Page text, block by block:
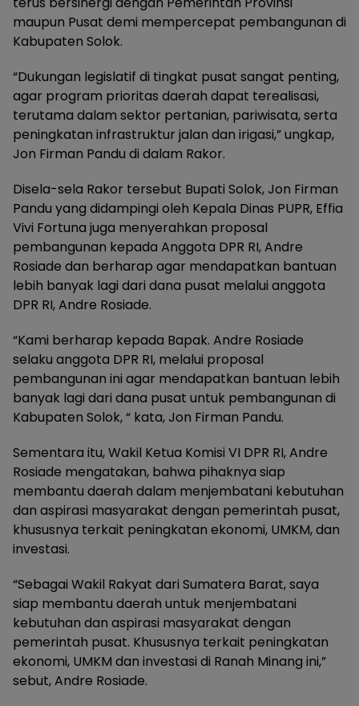
maupun Pusat demi mempercepat pembangunan di
Kabupaten Solok.
“Dukungan legislatif di tingkat pusat sangat penting,
agar program prioritas daerah dapat terealisasi,
terutama dalam sektor pertanian, pariwisata, serta
peningkatan infrastruktur jalan dan irigasi,” ungkap,
Jon Firman Pandu di dalam Rakor.
Disela-sela Rakor tersebut Bupati Solok, Jon Firman
Pandu yang didampingi oleh Kepala Dinas PUPR, Effia
Vivi Fortuna juga menyerahkan proposal
pembangunan kepada Anggota DPR RI, Andre
Rosiade dan berharap agar mendapatkan bantuan
lebih banyak lagi dari dana pusat melalui anggota
DPR RI, Andre Rosiade.
“Kami berharap kepada Bapak. Andre Rosiade
selaku anggota DPR RI, melalui proposal
pembangunan ini agar mendapatkan bantuan lebih
banyak lagi dari dana pusat untuk pembangunan di
Kabupaten Solok, “ kata, Jon Firman Pandu.
Sementara itu, Wakil Ketua Komisi VI DPR RI, Andre
Rosiade mengatakan, bahwa pihaknya siap
membantu daerah dalam menjembatani kebutuhan
dan aspirasi masyarakat dengan pemerintah pusat,
khususnya terkait peningkatan ekonomi, UMKM, dan
investasi.
“Sebagai Wakil Rakyat dari Sumatera Barat, saya
siap membantu daerah untuk menjembatani
kebutuhan dan aspirasi masyarakat dengan
pemerintah pusat. Khususnya terkait peningkatan
ekonomi, UMKM dan investasi di Ranah Minang ini,”
sebut, Andre Rosiade.